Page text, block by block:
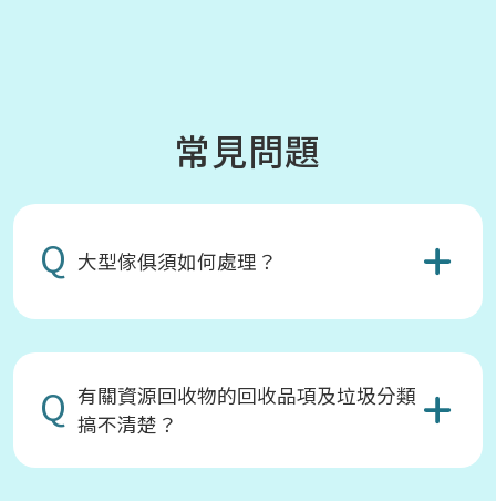
常見問題
Q 大型傢俱須如何處理？
Q 有關資源回收物的回收品項及垃圾分類
搞不清楚？